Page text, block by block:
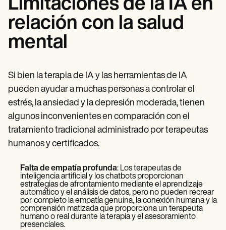
Limitaciones de la IA en
relación con la salud
mental
Si bien la terapia de IA y las herramientas de IA
pueden ayudar a muchas personas a controlar el
estrés, la ansiedad y la depresión moderada, tienen
algunos inconvenientes en comparación con el
tratamiento tradicional administrado por terapeutas
humanos y certificados.
Falta de empatía profunda: Los terapeutas de
inteligencia artificial y los chatbots proporcionan
estrategias de afrontamiento mediante el aprendizaje
automático y el análisis de datos, pero no pueden recrear
por completo la empatía genuina, la conexión humana y la
comprensión matizada que proporciona un terapeuta
humano o real durante la terapia y el asesoramiento
presenciales.